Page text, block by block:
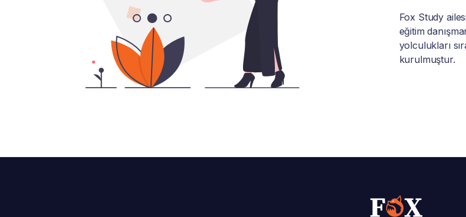
Fox Study
eğitim
yolculukları
kurulmuştur.